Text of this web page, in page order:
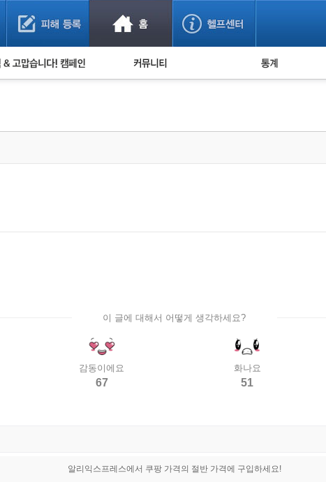
사기 예방했어요! 누적 피해사례 통계
이 글에 대해서 어떻게 생각하세요?
감동이에요
67
화나요
51
알리익스프레스에서 쿠팡 가격의 절반 가격에 구입하세요!